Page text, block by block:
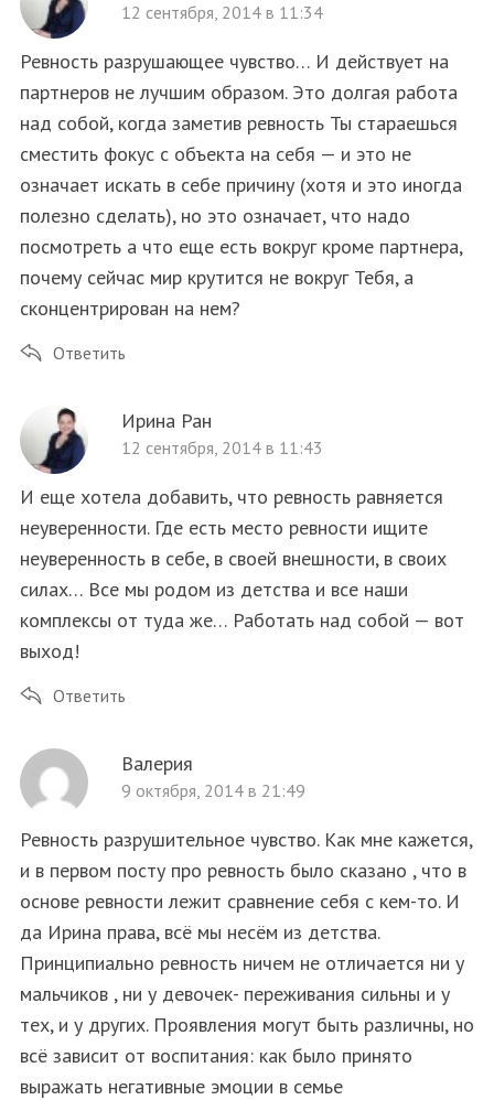
12 сентября, 2014 в 11:34
Ревность разрушающее чувство… И действует на
партнеров не лучшим образом. Это долгая работа
над собой, когда заметив ревность Ты стараешься
сместить фокус с объекта на себя — и это не
означает искать в себе причину (хотя и это иногда
полезно сделать), но это означает, что надо
посмотреть а что еще есть вокруг кроме партнера,
почему сейчас мир крутится не вокруг Тебя, а
сконцентрирован на нем?
Ответить
Ирина Ран
12 сентября, 2014 в 11:43
И еще хотела добавить, что ревность равняется
неуверенности. Где есть место ревности ищите
неуверенность в себе, в своей внешности, в своих
силах… Все мы родом из детства и все наши
комплексы от туда же… Работать над собой — вот
выход!
Ответить
Валерия
9 октября, 2014 в 21:49
Ревность разрушительное чувство. Как мне кажется,
и в первом посту про ревность было сказано , что в
основе ревности лежит сравнение себя с кем-то. И
да Ирина права, всё мы несём из детства.
Принципиально ревность ничем не отличается ни у
мальчиков , ни у девочек- переживания сильны и у
тех, и у других. Проявления могут быть различны, но
всё зависит от воспитания: как было принято
выражать негативные эмоции в семье